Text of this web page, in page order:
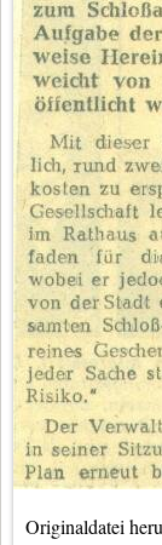
Originaldatei